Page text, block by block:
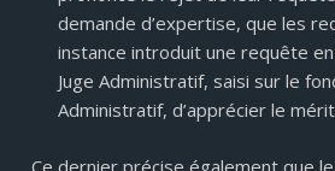
demande d’expertise, que les
instance introduit une requête
Juge Administratif, saisi sur le
Administratif, d’apprécier le
Ce dernier précise également que